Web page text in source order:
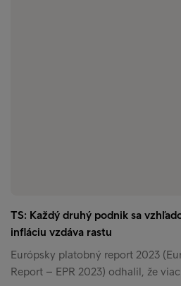
TS: Každý druhý podnik sa
infláciu vzdáva rastu
Európsky platobný report 2023
Report – EPR 2023) odhalil, že